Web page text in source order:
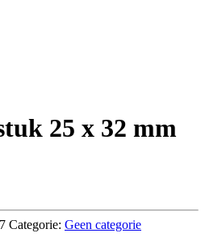
25 x 32 mm
Categorie: Geen categorie